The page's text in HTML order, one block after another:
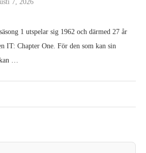
7, 2026
1 utspelar sig 1962 och därmed 27 år
IT: Chapter One. För den som kan sin
…